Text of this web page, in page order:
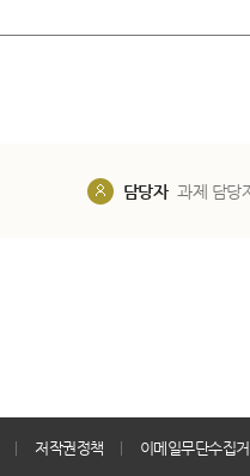
담당자 과제 담당
저작권정책 이메일무단수집